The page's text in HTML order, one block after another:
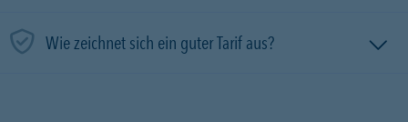
Wie zeichnet sich ein guter Tarif aus?